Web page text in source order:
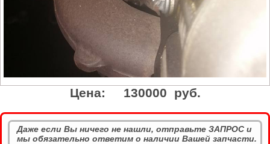
Цена: 130000 руб.
Даже если Вы ничего не нашли, отправьте ЗАПРОС и
мы обязательно ответим о наличии Вашей запчасти.